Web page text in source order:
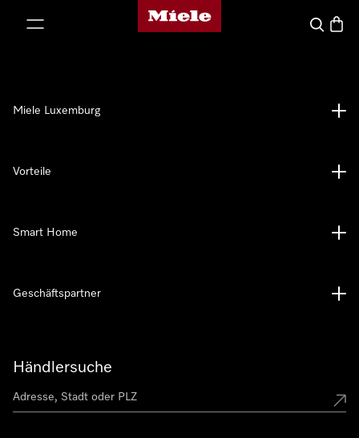
Miele-Homepage
Suche
Händlersuche
Miele Luxemburg
Vorteile
Smart Home
Geschäftspartner